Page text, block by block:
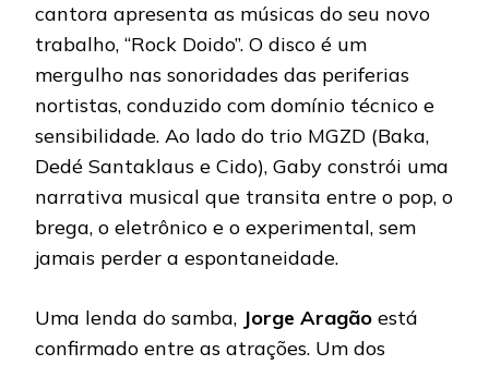
cantora apresenta as músicas do seu novo
trabalho, “Rock Doido”. O disco é um
mergulho nas sonoridades das periferias
nortistas, conduzido com domínio técnico e
sensibilidade. Ao lado do trio MGZD (Baka,
Dedé Santaklaus e Cido), Gaby constrói uma
narrativa musical que transita entre o pop, o
brega, o eletrônico e o experimental, sem
jamais perder a espontaneidade.
Uma lenda do samba, Jorge Aragão está
confirmado entre as atrações. Um dos